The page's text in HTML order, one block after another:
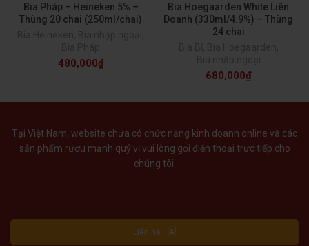
Bia Pháp – Heineken 5% –
Thùng 20 chai (250ml/chai)
480,000₫
Bia Hoegaarden White Liên
Doanh (330ml/4.9%) – Thùng
24 chai
680,000₫
Tại Việt Nam, website chưa có chức năng kinh doanh online và các
sản phẩm rượu mạnh quý vị vui lòng gọi điện thoại trực tiếp cho
chúng tôi.
Liên hệ